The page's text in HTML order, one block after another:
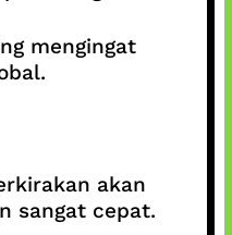
mengingat
akan
sangat cepat.